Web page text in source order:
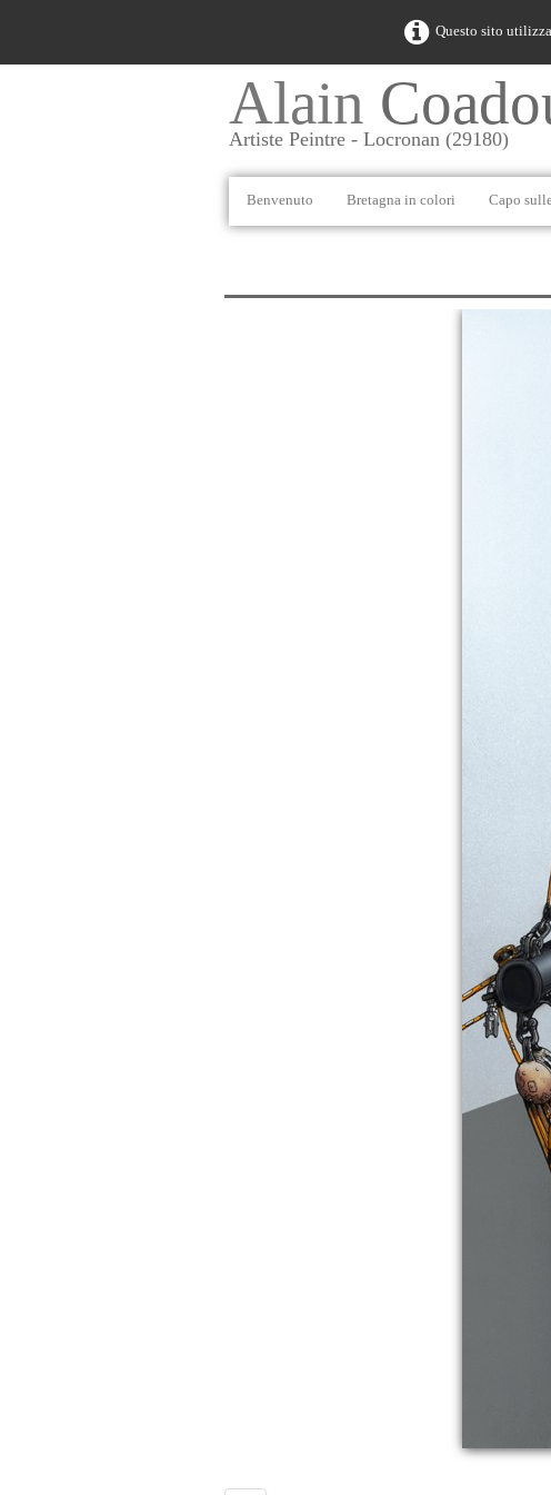
Questo sito
Alain
Artiste Peintre - Locronan (29180)
Benvenuto Bretagna in colori Capo